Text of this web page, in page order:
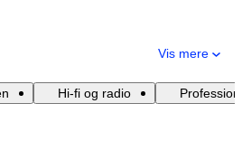
Vis mere
Hi-fi og radio